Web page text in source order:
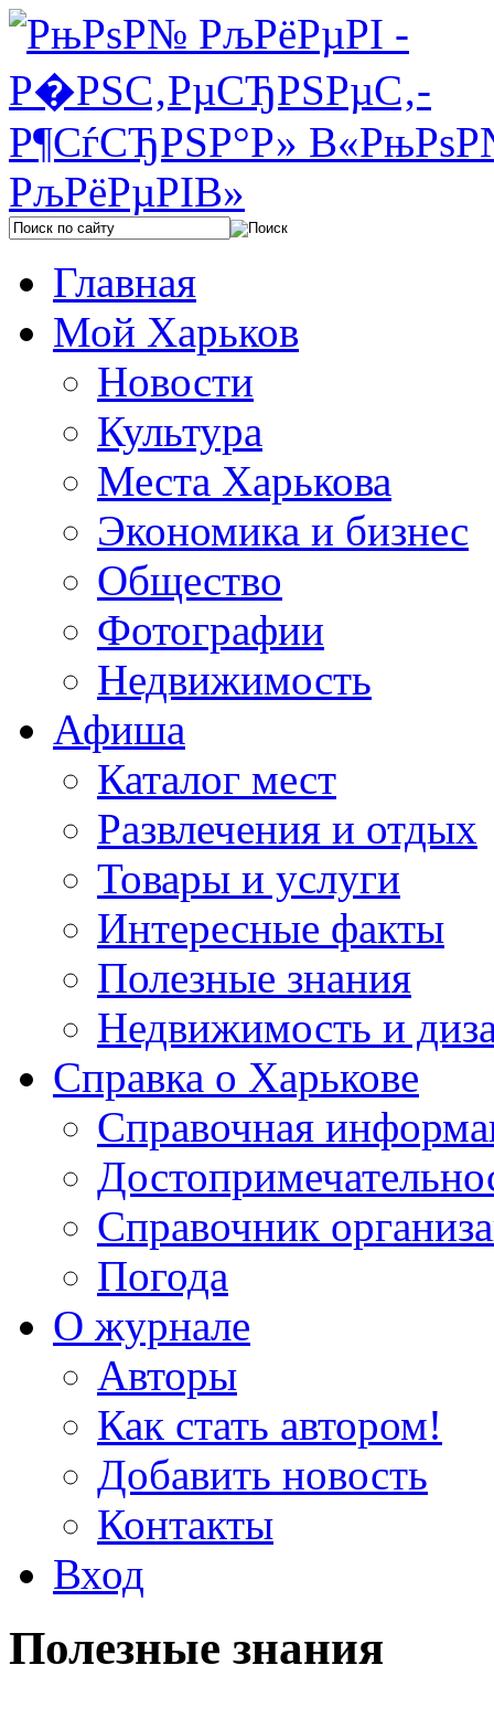
Главная
Мой Харьков
Новости
Культура
Места Харькова
Экономика и бизнес
Общество
Фотографии
Недвижимость
Афиша
Каталог мест
Развлечения и отдых
Товары и услуги
Интересные факты
Полезные знания
Недвижимость и
Справка о Харькове
Справочная
Справочник
Погода
О журнале
Авторы
Как стать автором!
Добавить новость
Контакты
Вход
Полезные знания